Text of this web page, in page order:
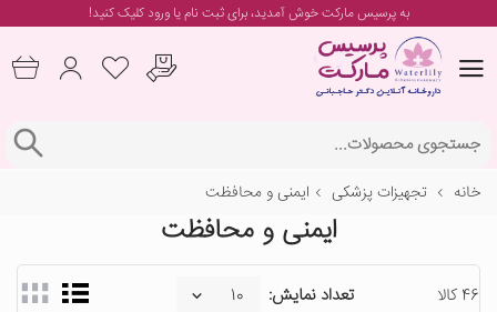
به پرسیس مارکت خوش آمدید، برایثبت نام یا ورودکلیک کنید!
خانه تجهیزات پزشکی ایمنی و محافظت
ایمنی و محافظت
46 کالا تعداد نمایش: